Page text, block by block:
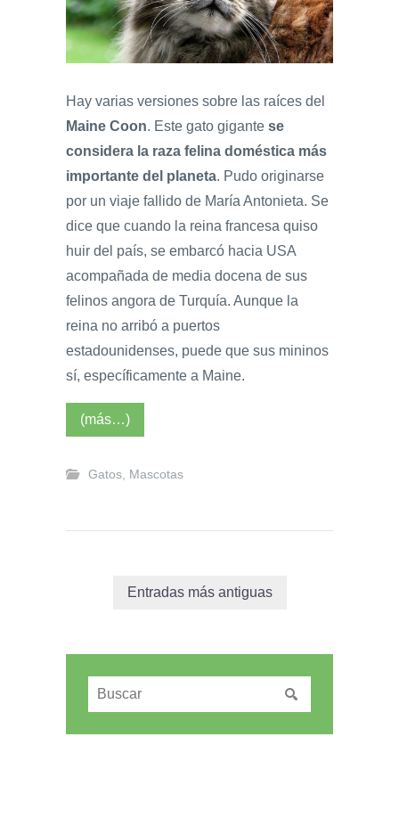
Hay varias versiones sobre las raíces del
Maine Coon. Este gato gigante se
considera la raza felina doméstica más
importante del planeta. Pudo originarse
por un viaje fallido de María Antonieta. Se
dice que cuando la reina francesa quiso
huir del país, se embarcó hacia USA
acompañada de media docena de sus
felinos angora de Turquía. Aunque la
reina no arribó a puertos
estadounidenses, puede que sus mininos
sí, específicamente a Maine.
(más…)
Gatos Mascotas
Entradas más antiguas